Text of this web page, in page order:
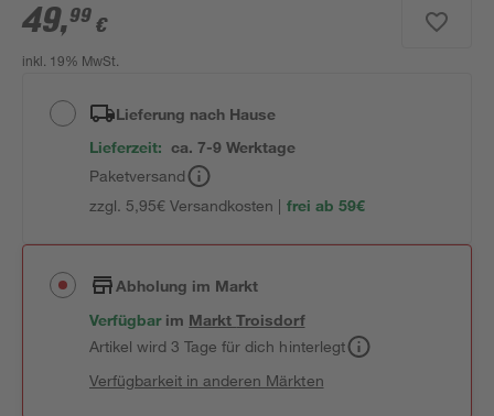
49,99 €
inkl. 19% MwSt.
Lieferung nach Hause
Lieferzeit: ca. 7-9 Werktage
Paketversand
zzgl. 5,95€ Versandkosten | frei ab 59€
Abholung im Markt
Verfügbar im MarktTroisdorf
Artikel wird 3 Tage für dich hinterlegt
Verfügbarkeit in anderen Märkten